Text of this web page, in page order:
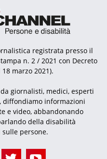
registrata presso il
n. 2 / 2021 con Decreto
marzo 2021).
giornalisti, medici, esperti
diffondiamo informazioni
e video, abbandonando
della disabilità
persone.